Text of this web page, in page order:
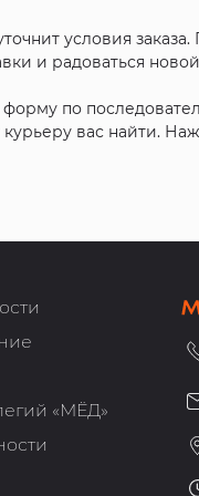
условия
и радоваться
по
вас найти.
«МЁД»